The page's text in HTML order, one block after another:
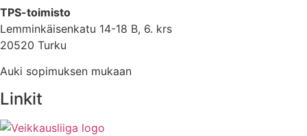
TPS-toimisto
Lemminkäisenkatu 14-18 B, 6. krs
20520 Turku
Auki sopimuksen mukaan
Linkit